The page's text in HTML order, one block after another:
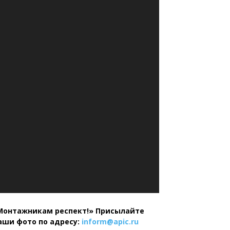
респект!» Присылайте
фото по адресу: inform@apic.ru